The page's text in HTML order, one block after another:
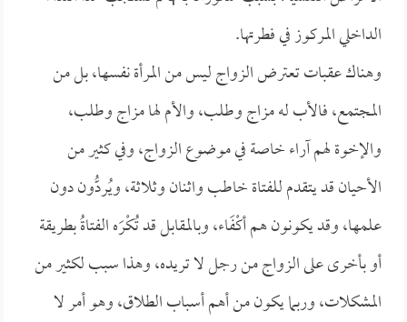
الداخلي المركوز في فطرتها.
وهناك عقبات تعترض الزواج ليس من المرأة نفسها، بل من
المجتمع، فالأب له مزاج وطلب، والأم لها مزاج وطلب،
والإخوة لهم آراء خاصة في موضوع الزواج، وفي كثير من
الأحيان قد يتقدم للفتاة خاطب واثنان وثلاثة، ويُردُّون دون
علمها، وقد يكونون هم أكْفَاء، وبالمقابل قد تُكْرَه الفتاةُ بطريقة
أو بأخرى على الزواج من رجل لا تريده، وهذا سبب لكثير من
المشكلات، وربما يكون من أهم أسباب الطلاق، وهو أمر لا